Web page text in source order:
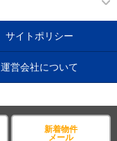
新着物件
メール
サイトポリシー
運営会社について